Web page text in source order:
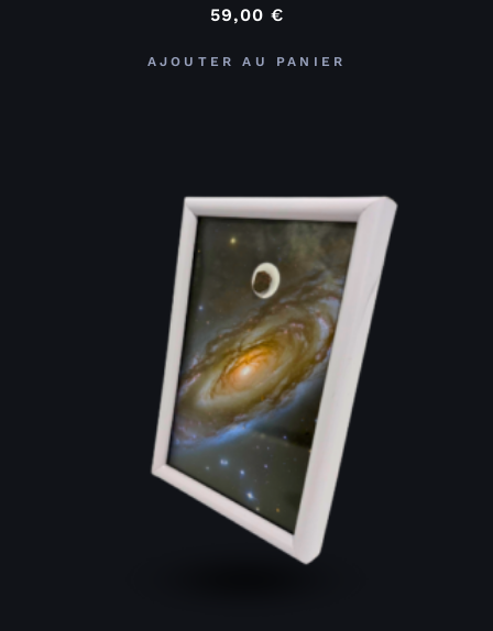
59,00 €
AJOUTER AU PANIER